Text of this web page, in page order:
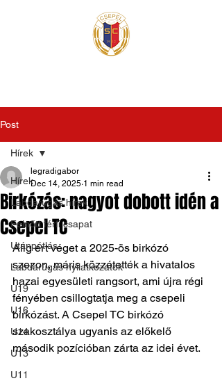
Post
Hírek
Labdarúgás hírek
Felnőtt férfi csapat
Utánpótlás
Labdarúgás nyilatkozatok
U19
U16
U14
U13
U11
Hírek
Birkózás: nagyot dobott idén a
Csepel TC
legradigabor
Dec 14, 2025 1 min read
Alig ért véget a 2025-ös birkózó
szezon, máris közzétették a hivatalos
hazai egyesületi rangsort, ami újra régi
fényében csillogtatja meg a csepeli
birkózást. A Csepel TC birkózó
szakosztálya ugyanis az előkelő
második pozícióban zárta az idei évet.